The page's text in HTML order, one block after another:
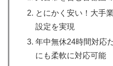
とにかく安い！大手
設定を実現
年中無休24時間対応
にも柔軟に対応可能